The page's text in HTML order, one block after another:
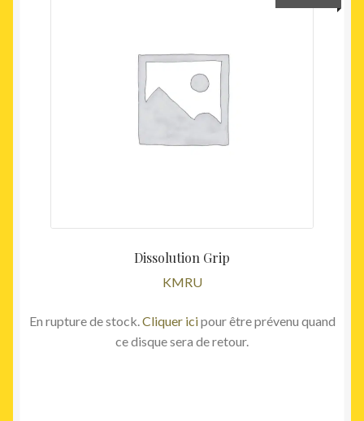
Dissolution Grip
KMRU
En rupture de stock.Cliquer icipour être prévenu quand
ce disque sera de retour.